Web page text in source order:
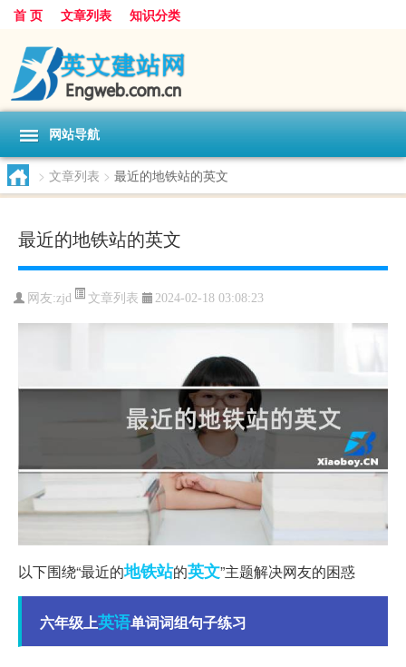
首 页 文章列表 知识分类
网站导航
> 文章列表 > 最近的地铁站的英文
最近的地铁站的英文
网友:zjd 文章列表 2024-02-18 03:08:23
以下围绕“最近的地铁站的英文”主题解决网友的困惑
六年级上英语单词词组句子练习